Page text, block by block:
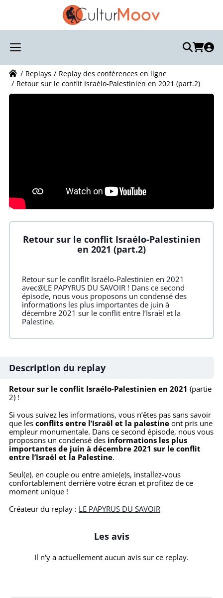
Recherchez votre visite :
Votre recherche
Replays
Replay des conférences en ligne
Retour sur le conflit Israélo-Palestinien en 2021 (part.2)
Retour sur le conflit Israélo-Palestinien
en 2021 (part.2)
Retour sur le conflit Israélo-Palestinien en 2021
avec@LE PAPYRUS DU SAVOIR ! Dans ce second
épisode, nous vous proposons un condensé des
informations les plus importantes de juin à
décembre 2021 sur le conflit entre l’Israël et la
Palestine.
Description du replay
Retour sur le conflit Israélo-Palestinien en 2021 (partie
2) !
Si vous suivez les informations, vous n’êtes pas sans savoir
que les conflits entre l’Israël et la palestine ont pris une
empleur monumentale. Dans ce second épisode, nous vous
proposons un condensé des informations les plus
importantes de juin à décembre 2021 sur le conflit
entre l’Israël et la Palestine.
Seul(e), en couple ou entre amie(e)s, installez-vous
confortablement derrière votre écran et profitez de ce
moment unique !
Créateur du replay : LE PAPYRUS DU SAVOIR
Les avis
Il n'y a actuellement aucun avis sur ce replay.